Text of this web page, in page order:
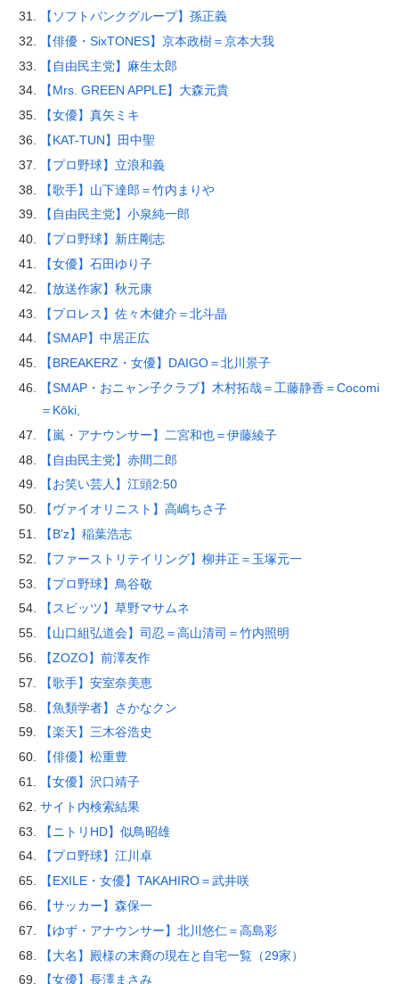
【ソフトバンクグループ】孫正義
【俳優・SixTONES】京本政樹＝京本大我
【自由民主党】麻生太郎
【Mrs. GREEN APPLE】大森元貴
【女優】真矢ミキ
【KAT-TUN】田中聖
【プロ野球】立浪和義
【歌手】山下達郎＝竹内まりや
【自由民主党】小泉純一郎
【プロ野球】新庄剛志
【女優】石田ゆり子
【放送作家】秋元康
【プロレス】佐々木健介＝北斗晶
【SMAP】中居正広
【BREAKERZ・女優】DAIGO＝北川景子
【SMAP・おニャン子クラブ】木村拓哉＝工藤静香＝Cocomi
＝Kōki,
【嵐・アナウンサー】二宮和也＝伊藤綾子
【自由民主党】赤間二郎
【お笑い芸人】江頭2:50
【ヴァイオリニスト】高嶋ちさ子
【B’z】稲葉浩志
【ファーストリテイリング】柳井正＝玉塚元一
【プロ野球】鳥谷敬
【スピッツ】草野マサムネ
【山口組弘道会】司忍＝高山清司＝竹内照明
【ZOZO】前澤友作
【歌手】安室奈美恵
【魚類学者】さかなクン
【楽天】三木谷浩史
【俳優】松重豊
【女優】沢口靖子
サイト内検索結果
【ニトリHD】似鳥昭雄
【プロ野球】江川卓
【EXILE・女優】TAKAHIRO＝武井咲
【サッカー】森保一
【ゆず・アナウンサー】北川悠仁＝高島彩
【大名】殿様の末裔の現在と自宅一覧（29家）
【女優】長澤まさみ